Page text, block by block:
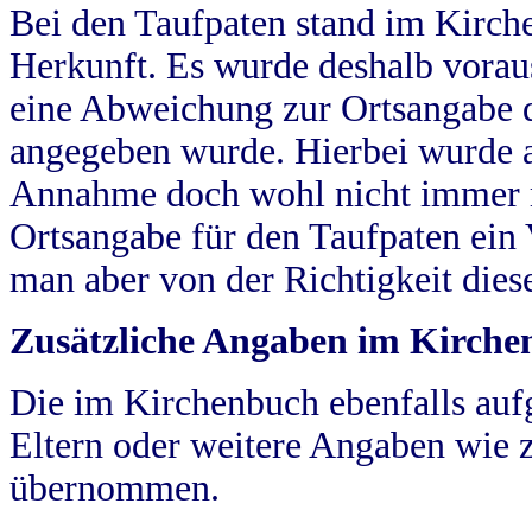
Bei den Taufpaten stand im
Herkunft. Es wurde deshalb
eine Abweichung zur
angegeben wurde. Hierbei wurde
Annahme doch wohl nicht
Ortsangabe für den Taufpaten
man aber von der Richtigkeit
Zusätzliche Angaben im
Die im Kirchenbuch ebenfalls
Eltern oder weitere Angaben wie
übernommen.